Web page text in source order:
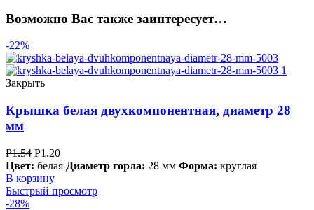
Возможно Вас также заинтересует…
-22%
Закрыть
Крышка белая двухкомпонентная, диаметр 28
мм
Р1.54 Р1.20
Цвет: белая Диаметр горла: 28 мм Форма: круглая
В корзину
Быстрый просмотр
-28%